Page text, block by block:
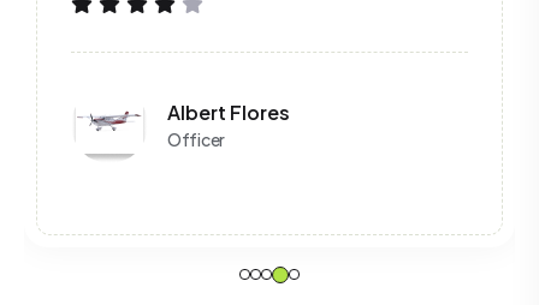
Albert Flores
Officer